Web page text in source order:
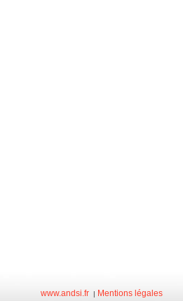
www.andsi.fr | Mentions légales